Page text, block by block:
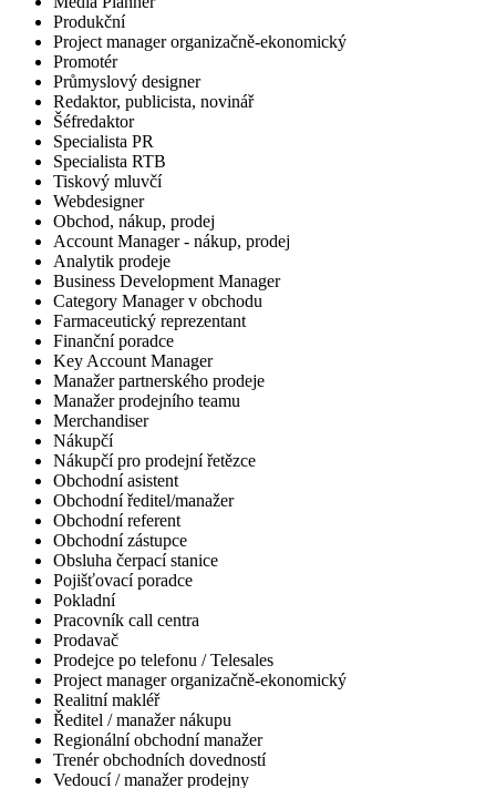
Produkční
Project manager organizačně-ekonomický
Promotér
Průmyslový designer
Redaktor, publicista, novinář
Šéfredaktor
Specialista PR
Specialista RTB
Tiskový mluvčí
Webdesigner
Obchod, nákup, prodej
Account Manager - nákup, prodej
Analytik prodeje
Business Development Manager
Category Manager v obchodu
Farmaceutický reprezentant
Finanční poradce
Key Account Manager
Manažer partnerského prodeje
Manažer prodejního teamu
Merchandiser
Nákupčí
Nákupčí pro prodejní řetězce
Obchodní asistent
Obchodní ředitel/manažer
Obchodní referent
Obchodní zástupce
Obsluha čerpací stanice
Pojišťovací poradce
Pokladní
Pracovník call centra
Prodavač
Prodejce po telefonu / Telesales
Project manager organizačně-ekonomický
Realitní makléř
Ředitel / manažer nákupu
Regionální obchodní manažer
Trenér obchodních dovedností
Vedoucí / manažer prodejny